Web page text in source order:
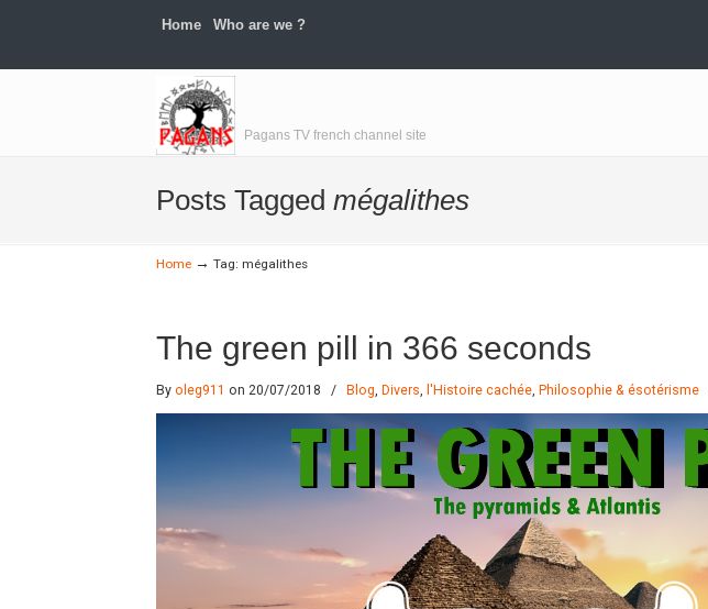
Home Who are we ?
Pagans TV french channel site
Navigation
Posts Tagged mégalithes
Home → Tag: mégalithes
The green pill in 366 seconds
By oleg911 on 20/07/2018 / Blog, Divers, l'Histoire cachée, Philosophie & ésotérisme